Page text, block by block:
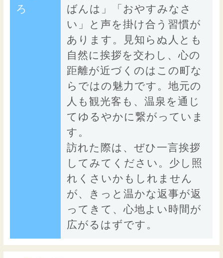
ろ
ばんは」「おやすみなさ
い」と声を掛け合う習慣が
あります。見知らぬ人とも
自然に挨拶を交わし、心の
距離が近づくのはこの町な
らではの魅力です。地元の
人も観光客も、温泉を通じ
てゆるやかに繋がっていま
す。
訪れた際は、ぜひ一言挨拶
してみてください。少し照
れくさいかもしれません
が、きっと温かな返事が返
ってきて、心地よい時間が
広がるはずです。